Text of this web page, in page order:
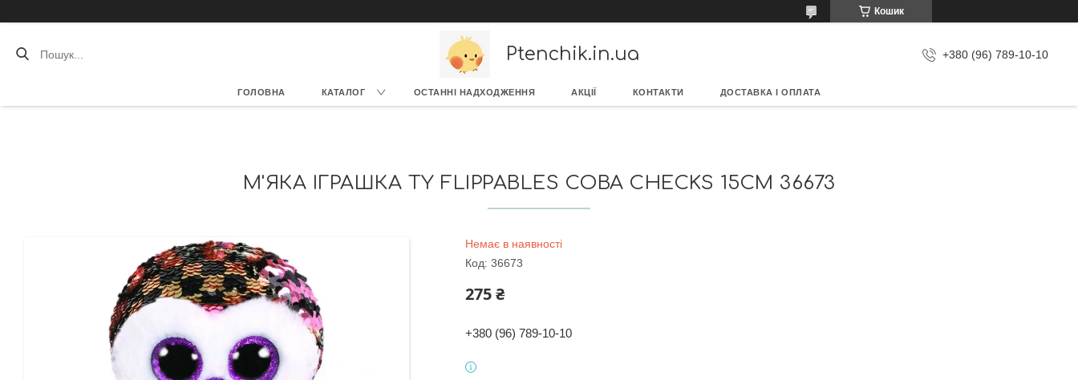
Кошик
Ptenchik.in.ua +380 (96) 789-10-10
ГОЛОВНА КАТАЛОГ ОСТАННІ НАДХОДЖЕННЯ АКЦІЇ КОНТАКТИ ДОСТАВКА І ОПЛАТА
М'ЯКА ІГРАШКА TY FLIPPABLES СОВА CHECKS 15СМ 36673
Немає в наявності
Код: 36673
275 ₴
+380 (96) 789-10-10